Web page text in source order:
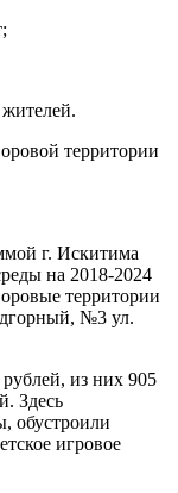
территории
г. Искитима
на 2018-2024
территории
№3 ул.
из них 905
Здесь
обустроили
игровое